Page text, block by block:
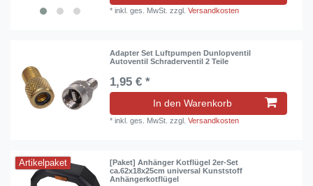
*inkl. ges. MwSt. zzgl.Versandkosten
Adapter Set Luftpumpen Dunlopventil
Autoventil Schraderventil 2 Teile
1,95 € *
In den Warenkorb
*inkl. ges. MwSt. zzgl.Versandkosten
Artikelpaket
[Paket] Anhänger Kotflügel 2er-Set
ca.62x18x25cm universal Kunststoff
Anhängerkotflügel